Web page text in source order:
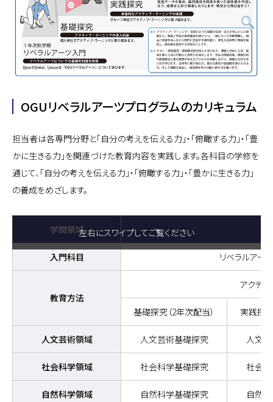
OGUリベラルアーツプログラムのカリキュラム
担当者は各専門分野と「自分の考えを伝える力」・「俯瞰する力」・「豊
かに生きる力」を関連づけた教育内容を実践します。各科目の学修を
通じて、「自分の考えを伝える力」・「俯瞰する力」・「豊かに生きる力」
の養成をめざします。
左右にスワイプしてご覧ください
学問領域
入門科目 リベラルアー
教育方法
アクティ
基礎探究（2年次配当） 実践探
人文芸術領域 人文芸術基礎探究 人文
社会科学領域 社会科学基礎探究 社会
自然科学領域 自然科学基礎探究 自然